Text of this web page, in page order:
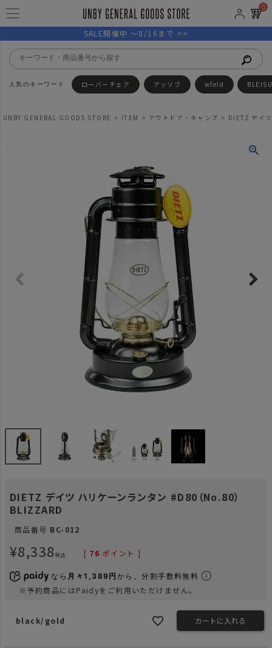
0
SALE開催中 ～8/16まで >>
ローバーチェア アッソブ wfeld
UNBY GENERAL GOODS STORE ITEM アウトドア・キャンプ DIETZ デイ
DIETZ デイツ ハリケーンランタン #D80（No.80）
BLIZZARD
商品番号 BC-012
¥8,338 税込 [ 76 ポイント ]
なら 月々1,389円 から。分割手数料無料
※予約商品にはPaidyをご利用いただけません。
black/gold カートに入れる